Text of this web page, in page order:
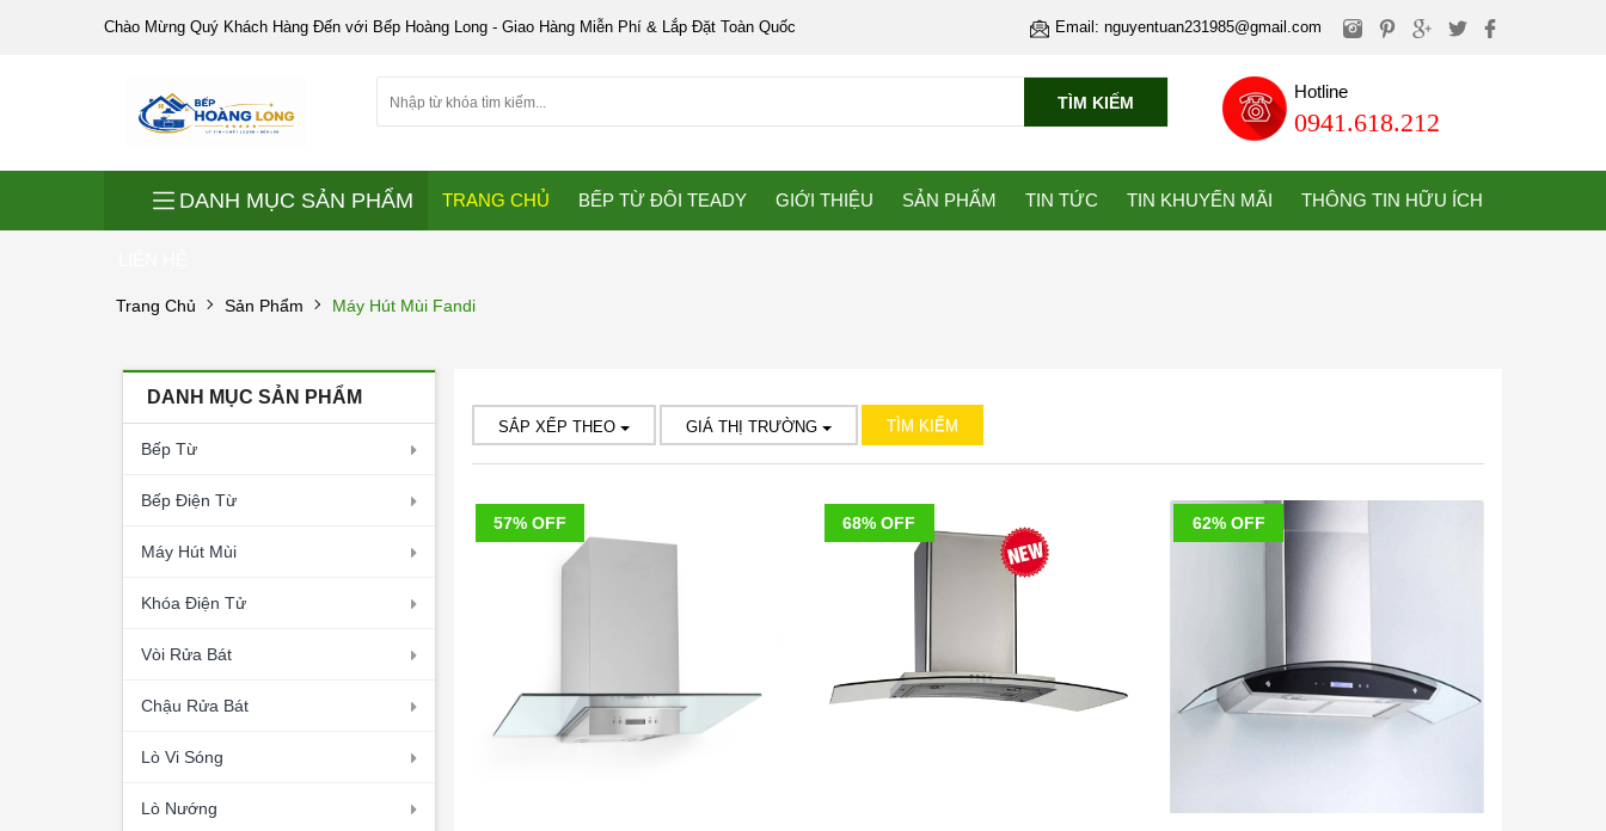
Chào Mừng Quý Khách Hàng Đến với Bếp Hoàng Long - Giao Hàng Miễn Phí & Lắp Đặt Toàn Quốc Email: nguyentuan231985@gmail.com
TÌM KIẾM
Hotline
0941.618.212
DANH MỤC SẢN PHẨM TRANG CHỦ BẾP TỪ ĐÔI TEADY GIỚI THIỆU SẢN PHẨM TIN TỨC TIN KHUYẾN MÃI THÔNG TIN HỮU ÍCH
Trang Chủ Sản Phẩm Máy Hút Mùi Fandi
DANH MỤC SẢN PHẨM
Bếp Từ
Bếp Điện Từ
Máy Hút Mùi
Khóa Điện Tử
Vòi Rửa Bát
Chậu Rửa Bát
Lò Vi Sóng
Lò Nướng
SẮP XẾP THEO GIÁ THỊ TRƯỜNG TÌM KIẾM
57% OFF 68% OFF 62% OFF